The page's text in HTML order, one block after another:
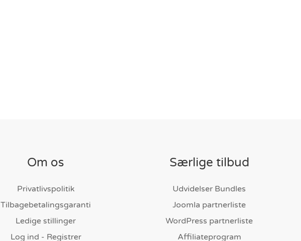
Om os
Privatlivspolitik
Tilbagebetalingsgaranti
Ledige stillinger
Log ind - Registrer
Særlige tilbud
Udvidelser Bundles
Joomla partnerliste
WordPress partnerliste
Affiliateprogram